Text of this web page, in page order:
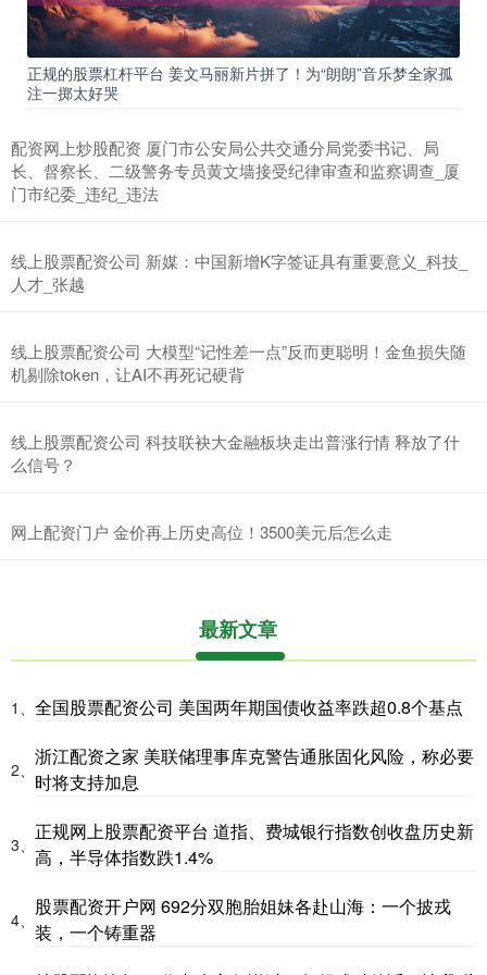
正规的股票杠杆平台 姜文马丽新片拼了！为“朗朗”音乐梦全家孤
注一掷太好哭
配资网上炒股配资 厦门市公安局公共交通分局党委书记、局
长、督察长、二级警务专员黄文墙接受纪律审查和监察调查_厦
门市纪委_违纪_违法
线上股票配资公司 新媒：中国新增K字签证具有重要意义_科技_
人才_张越
线上股票配资公司 大模型“记性差一点”反而更聪明！金鱼损失随
机剔除token，让AI不再死记硬背
线上股票配资公司 科技联袂大金融板块走出普涨行情 释放了什
么信号？
网上配资门户 金价再上历史高位！3500美元后怎么走
最新文章
1、 全国股票配资公司 美国两年期国债收益率跌超0.8个基点
2、
浙江配资之家 美联储理事库克警告通胀固化风险，称必要
时将支持加息
3、
正规网上股票配资平台 道指、费城银行指数创收盘历史新
高，半导体指数跌1.4%
4、
股票配资开户网 692分双胞胎姐妹各赴山海：一个披戎
装，一个铸重器